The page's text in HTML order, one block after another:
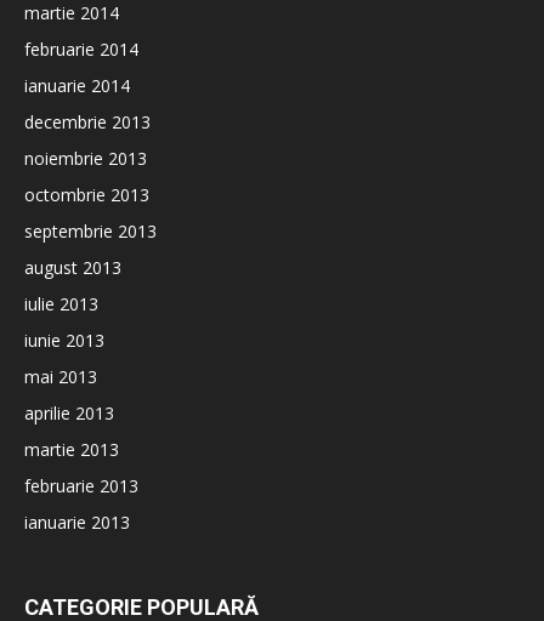
martie 2014
februarie 2014
ianuarie 2014
decembrie 2013
noiembrie 2013
octombrie 2013
septembrie 2013
august 2013
iulie 2013
iunie 2013
mai 2013
aprilie 2013
martie 2013
februarie 2013
ianuarie 2013
CATEGORIE POPULARĂ